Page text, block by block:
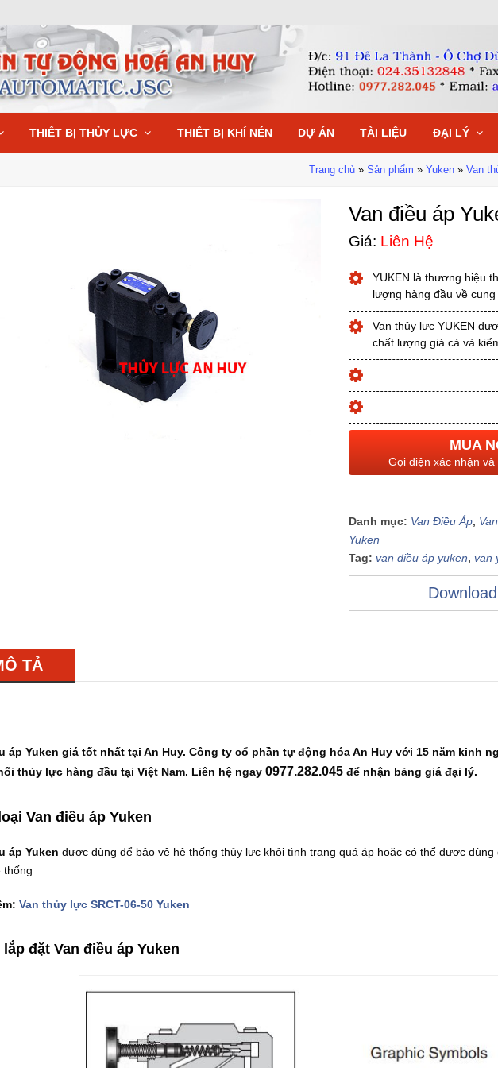
THIẾT BỊ THỦY LỰC THIẾT BỊ KHÍ NÉN DỰ ÁN TÀI LIỆU ĐẠI LÝ
Trang chủ » Sản phẩm » Yuken » Van
Van điều áp
Giá: Liên Hệ
YUKEN là thương hiệu
lượng hàng đầu về
Van thủy lực YUKEN
chất lượng giá cả và
MUA
Gọi điện xác nhận
Danh mục: Van Điều Áp,
Yuken
Tag: van điều áp yuken, van
TẢ
áp Yuken giá tốt nhất tại An Huy. Công ty cổ phần tự động hóa An Huy với 15 năm kinh
thủy lực hàng đầu tại Việt Nam. Liên hệ ngay 0977.282.045 để nhận bảng giá đại lý.
Van điều áp Yuken
áp Yuken được dùng để bảo vệ hệ thống thủy lực khỏi tình trạng quá áp hoặc có thể được
thống
Van thủy lực SRCT-06-50 Yuken
đặt Van điều áp Yuken